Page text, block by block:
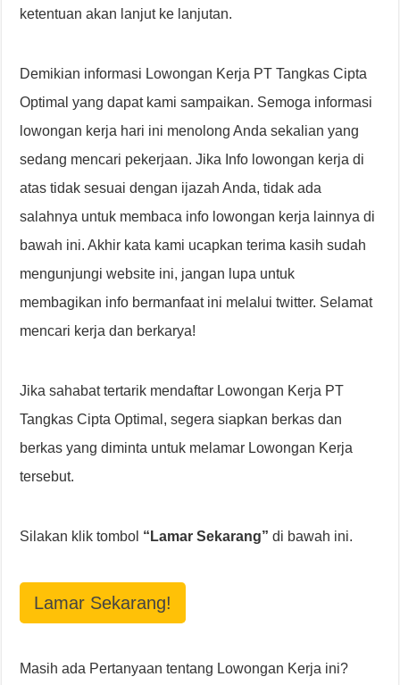
ketentuan akan lanjut ke lanjutan.
Demikian informasi Lowongan Kerja PT Tangkas Cipta
Optimal yang dapat kami sampaikan. Semoga informasi
lowongan kerja hari ini menolong Anda sekalian yang
sedang mencari pekerjaan. Jika Info lowongan kerja di
atas tidak sesuai dengan ijazah Anda, tidak ada
salahnya untuk membaca info lowongan kerja lainnya di
bawah ini. Akhir kata kami ucapkan terima kasih sudah
mengunjungi website ini, jangan lupa untuk
membagikan info bermanfaat ini melalui twitter. Selamat
mencari kerja dan berkarya!
Jika sahabat tertarik mendaftar Lowongan Kerja PT
Tangkas Cipta Optimal, segera siapkan berkas dan
berkas yang diminta untuk melamar Lowongan Kerja
tersebut.
Silakan klik tombol “Lamar Sekarang” di bawah ini.
Lamar Sekarang!
Masih ada Pertanyaan tentang Lowongan Kerja ini?